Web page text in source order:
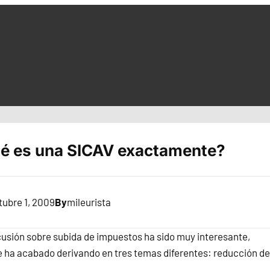
es una SICAV exactamente?
1, 2009Bymileurista
sobre subida de impuestos ha sido muy interesante,
ha acabado derivando en tres temas diferentes: reducción de